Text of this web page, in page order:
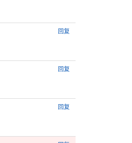
回复
回复
回复